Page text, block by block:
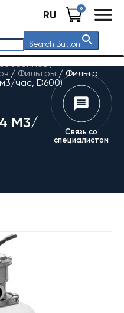
RU 0
Search Button
/
/ Фильтры / Фильтр
м3/час, D600)
М3/
Связь со
специалистом